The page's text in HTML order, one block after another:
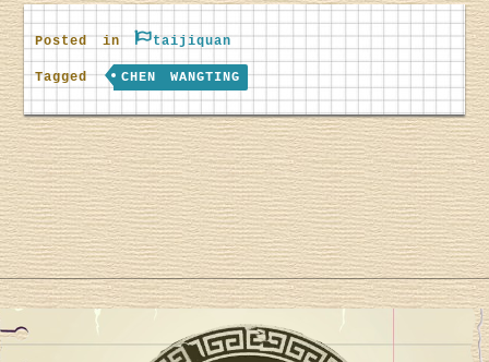
C
h
Posted in taijiquan
Tagged CHEN WANGTING